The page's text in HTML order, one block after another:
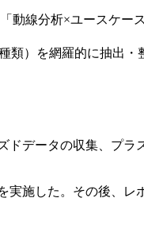
動線分析×ユースケ
類）を網羅的に抽出
データの収集、プ
実施した。その後、